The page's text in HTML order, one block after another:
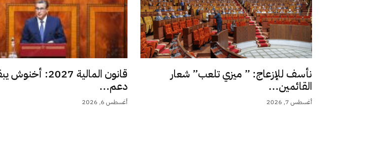
نأسف للإزعاج: ” ميزي تلعب” شعار
القائمين...
أغسطس 7, 2026
قانون المالية 2027:
دعم...
أغسطس 6, 2026